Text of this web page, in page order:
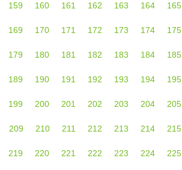
159 160 161 162 163 164 165
169 170 171 172 173 174 175
179 180 181 182 183 184 185
189 190 191 192 193 194 195
199 200 201 202 203 204 205
209 210 211 212 213 214 215
219 220 221 222 223 224 225